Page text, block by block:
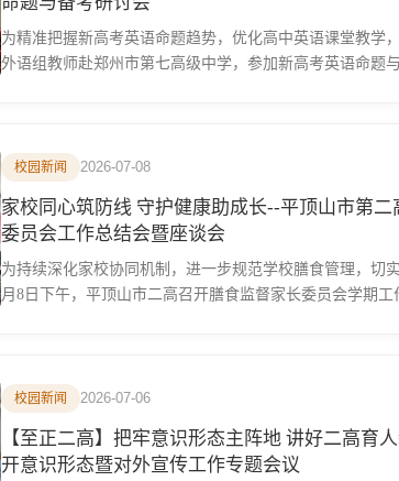
为精准把握新高考英语命题趋势，优化高中英语课堂教学
外语组教师赴郑州市第七高级中学，参加新高考英语命题
校园新闻 2026-07-08
家校同心筑防线 守护健康助成长--平顶山市第
委员会工作总结会暨座谈会
为持续深化家校协同机制，进一步规范学校膳食管理，切
月8日下午，平顶山市二高召开膳食监督家长委员会学期
校园新闻 2026-07-06
【至正二高】把牢意识形态主阵地 讲好二高
开意识形态暨对外宣传工作专题会议